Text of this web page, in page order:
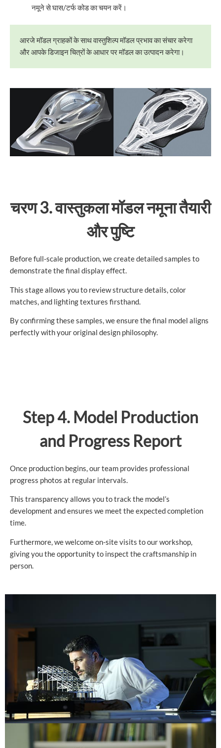
नमूने से घास/टर्फ कोड का चयन करें।
आरजे मॉडल ग्राहकों के साथ वास्तुशिल्प मॉडल प्रभाव का संचार करेगा
और आपके डिजाइन चित्रों के आधार पर मॉडल का उत्पादन करेगा।
चरण 3. वास्तुकला मॉडल नमूना तैयारी
और पुष्टि
Before full-scale production, we create detailed samples to
demonstrate the final display effect.
This stage allows you to review structure details, color
matches, and lighting textures firsthand.
By confirming these samples, we ensure the final model aligns
perfectly with your original design philosophy.
Step 4. Model Production
and Progress Report
Once production begins, our team provides professional
progress photos at regular intervals.
This transparency allows you to track the model’s
development and ensures we meet the expected completion
time.
Furthermore, we welcome on-site visits to our workshop,
giving you the opportunity to inspect the craftsmanship in
person.